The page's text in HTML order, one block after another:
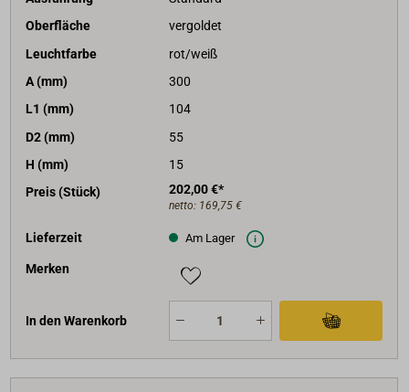
Oberfläche
vergoldet
Leuchtfarbe
rot/weiß
A (mm)
300
L1 (mm)
104
D2 (mm)
55
H (mm)
15
Preis (Stück)
202,00 €*
netto: 169,75 €
Lieferzeit Am Lager
Merken
In den Warenkorb